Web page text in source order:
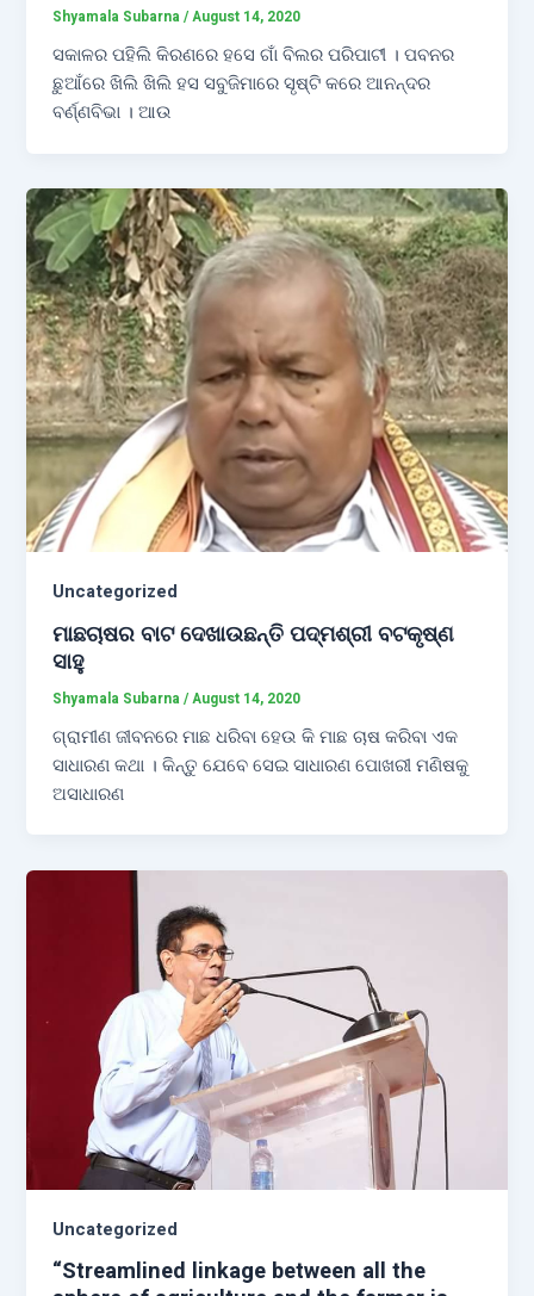
Shyamala Subarna/August 14, 2020
ସକାଳର ପହିଲି କିରଣରେ ହସେ ଗାଁ ବିଲର ପରିପାଟୀ । ପବନର
ଛୁଆଁରେ ଖିଲି ଖିଲି ହସ ସବୁଜିମାରେ ସୃଷ୍ଟି କରେ ଆନନ୍ଦର
ବର୍ଣ୍ଣବିଭା । ଆଉ
Uncategorized
ମାଛଚାଷର ବାଟ ଦେଖାଉଛନ୍ତି ପଦ୍ମଶ୍ରୀ ବଟକୃଷ୍ଣ
ସାହୁ
Shyamala Subarna/August 14, 2020
ଗ୍ରାମୀଣ ଜୀବନରେ ମାଛ ଧରିବା ହେଉ କି ମାଛ ଚାଷ କରିବା ଏକ
ସାଧାରଣ କଥା । କିନ୍ତୁ ଯେବେ ସେଇ ସାଧାରଣ ପୋଖରୀ ମଣିଷକୁ
ଅସାଧାରଣ
Uncategorized
“Streamlined linkage between all the